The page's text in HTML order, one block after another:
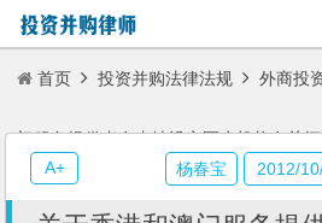
首页 投资并购法律法规 外商投
门服务提供者在内地设立医疗机构有关
杨春宝 2012/
A+